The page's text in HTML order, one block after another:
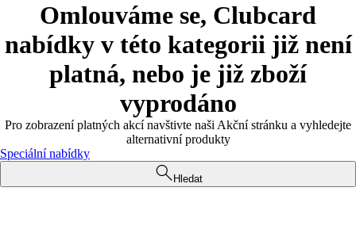
Omlouváme se, Clubcard
nabídky v této kategorii již není
platná, nebo je již zboží
vyprodáno
Pro zobrazení platných akcí navštivte naši Akční stránku a vyhledejte
alternativní produkty
Speciální nabídky
Hledat